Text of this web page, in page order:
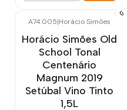
A74.005|Horácio Simões
Horácio Simões Old
School Tonal
Centenário
Magnum 2019
Setúbal Vino Tinto
1,5L